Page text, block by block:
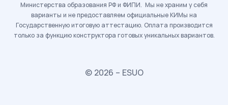
Министерства образования РФ и ФИПИ. Мы не храним у себя
варианты и не предоставляем официальные КИМы на
Государственную итоговую аттестацию. Оплата производится
только за функцию конструктора готовых уникальных вариантов.
© 2026 – ESUO